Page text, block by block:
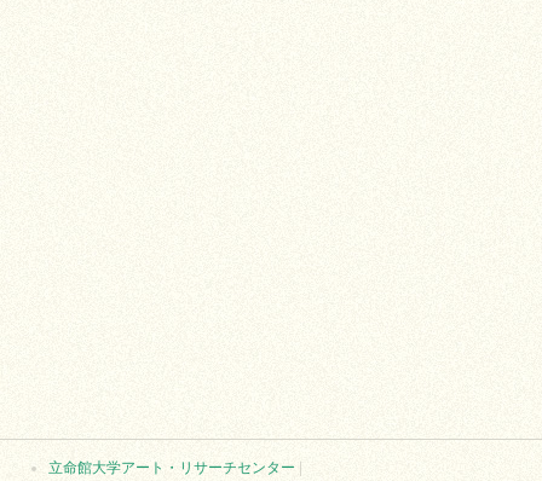
立命館大学アート・リサーチセンター